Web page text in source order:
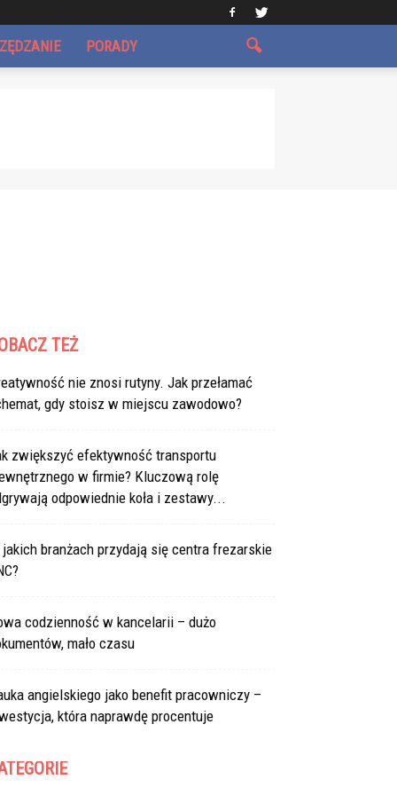
PORADY
TEŻ
nie znosi rutyny. Jak przełamać
gdy stoisz w miejscu zawodowo?
zwiększyć efektywność transportu
w firmie? Kluczową rolę
odpowiednie koła i zestawy...
jakich branżach przydają się centra frezarskie
codzienność w kancelarii – dużo
mało czasu
angielskiego jako benefit pracowniczy –
która naprawdę procentuje